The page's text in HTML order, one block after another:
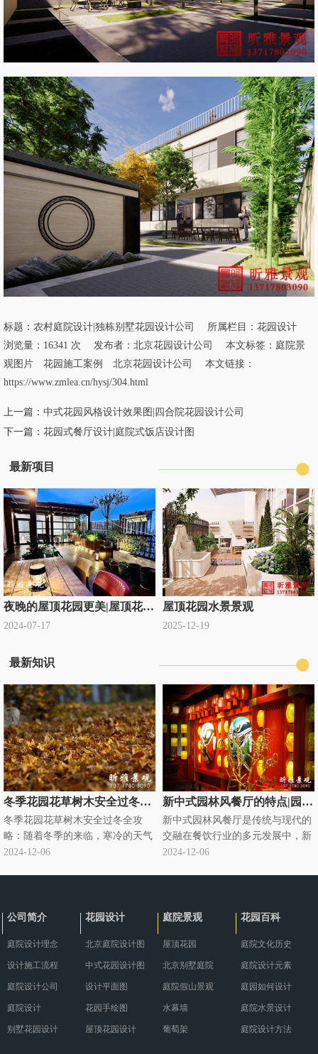
标题： 农村庭院设计|独栋别墅花园设计公司 所属栏目： 花园设计
浏览量：16341 次 发布者：北京花园设计公司 本文标签： 庭院景
观图片
花园施工案例 北京花园设计公司
本文链接：
https://www.zmlea.cn/hysj/304.html
上一篇： 中式花园风格设计效果图|四合院花园设计公司
下一篇： 花园式餐厅设计|庭院式饭店设计图
最新项目
夜晚的屋顶花园更美|屋顶花园设计公司定制
2024-07-17
屋顶花园水景景观
2025-12-19
最新知识
冬季花园花草树木安全过冬全攻略|别墅庭院绿化过冬知识
冬季花园花草树木安全过冬全攻
略：随着冬季的来临，寒冷的天气
对花园里的花草树木构成了严峻的
2024-12-06
新中式园林风餐厅的特点|园林式饭店
新中式园林风餐厅是传统与现代的
交融在餐饮行业的多元发展中，新
中式园林风餐厅悄然兴起，成为独
2024-12-06
公司简介
庭院设计理念
设计施工流程
庭院设计公司
庭院设计
别墅花园设计
花园设计
北京庭院设计图
中式花园设计图
设计平面图
花园手绘图
屋顶花园设计
庭院景观
屋顶花园
北京别墅庭院
庭院假山景观
水幕墙
葡萄架
花园百科
庭院文化历史
庭院设计元素
庭园如何设计
庭院水景设计
庭院设计方法